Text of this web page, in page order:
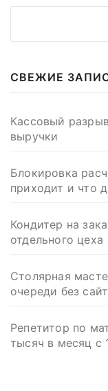
СВЕЖИЕ
Кассовый
выручки
Блокировка
приходит и что
Кондитер на
отдельного цеха
Столярная
очереди без
Репетитор по
тысяч в месяц с